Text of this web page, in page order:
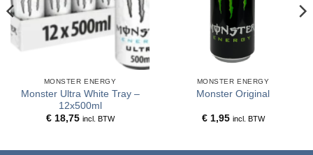
MONSTER ENERGY
Monster Ultra White Tray –
12x500ml
€18,75 incl. BTW
MONSTER ENERGY
Monster Original
€1,95 incl. BTW